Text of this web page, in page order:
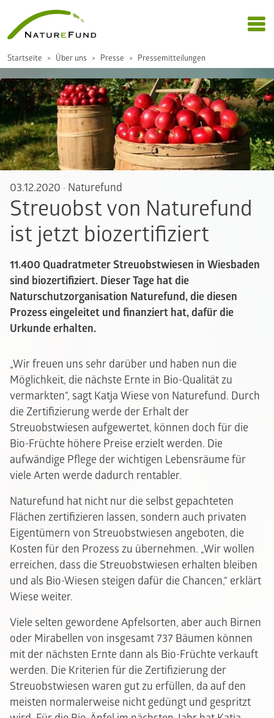
Startseite Über uns Presse Pressemitteilungen
03.12.2020 · Naturefund
Streuobst von Naturefund
ist jetzt biozertifiziert
11.400 Quadratmeter Streuobstwiesen in Wiesbaden
sind biozertifiziert. Dieser Tage hat die
Naturschutzorganisation Naturefund, die diesen
Prozess eingeleitet und finanziert hat, dafür die
Urkunde erhalten.
„Wir freuen uns sehr darüber und haben nun die
Möglichkeit, die nächste Ernte in Bio-Qualität zu
vermarkten“, sagt Katja Wiese von Naturefund. Durch
die Zertifizierung werde der Erhalt der
Streuobstwiesen aufgewertet, können doch für die
Bio-Früchte höhere Preise erzielt werden. Die
aufwändige Pflege der wichtigen Lebensräume für
viele Arten werde dadurch rentabler.
Naturefund hat nicht nur die selbst gepachteten
Flächen zertifizieren lassen, sondern auch privaten
Eigentümern von Streuobstwiesen angeboten, die
Kosten für den Prozess zu übernehmen. „Wir wollen
erreichen, dass die Streuobstwiesen erhalten bleiben
und als Bio-Wiesen steigen dafür die Chancen,“ erklärt
Wiese weiter.
Viele selten gewordene Apfelsorten, aber auch Birnen
oder Mirabellen von insgesamt 737 Bäumen können
mit der nächsten Ernte dann als Bio-Früchte verkauft
werden. Die Kriterien für die Zertifizierung der
Streuobstwiesen waren gut zu erfüllen, da auf den
meisten normalerweise nicht gedüngt und gespritzt